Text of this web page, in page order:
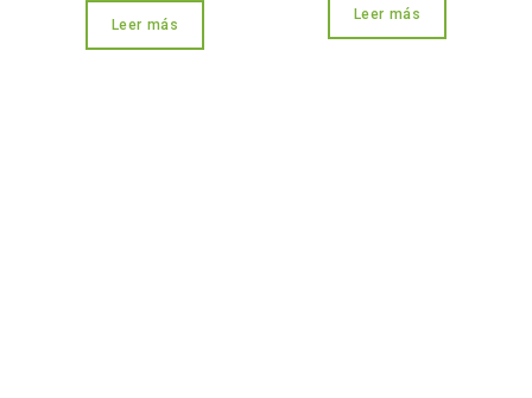
Leer más
Leer más